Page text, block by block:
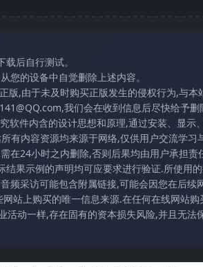
后自行测试。
您的设备中自觉删除上述内容。
,由于未及时购买正版发生的侵权行为,与本
我们会在收到信息后尽快给予删
软件内含的设计思想和原理,通过安装、显示
有内容资源均来源于网络,仅供用户交流学习
在24小时之内删除,否则后果均由用户承担责
果示例的声明均可应要求进行验证.所使用
频采访可能包含附属链接,可能会因您在后续
站上购买的唯一信息来源.在任何在线网站购
动一样,存在固有的资本损失风险,并且无法